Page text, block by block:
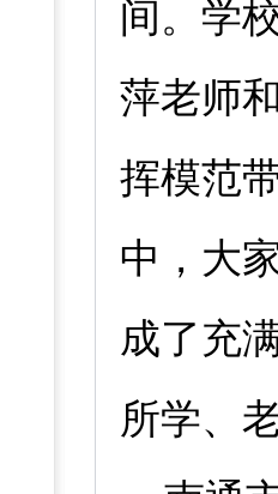
间。学
萍老师
挥模范
中，大
成了充
所学、